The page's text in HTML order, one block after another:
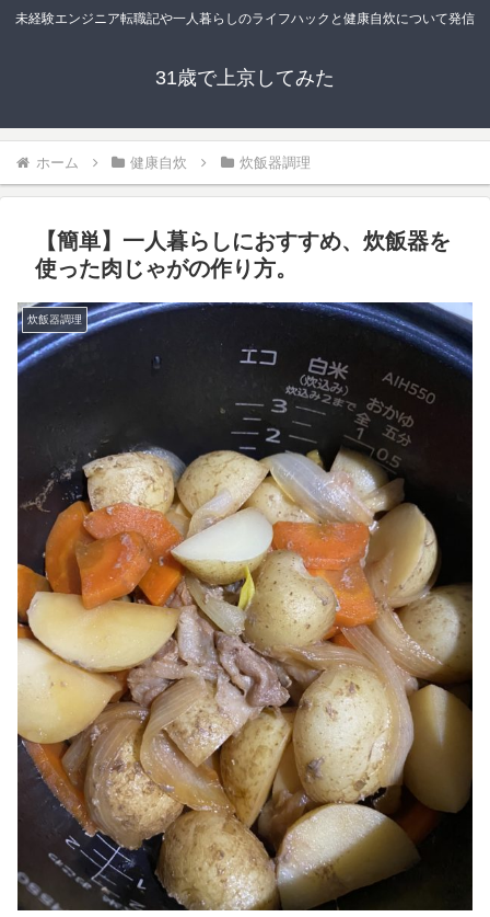
未経験エンジニア転職記や一人暮らしのライフハックと健康自炊について発信
31歳で上京してみた
ホーム 健康自炊 炊飯器調理
【簡単】一人暮らしにおすすめ、炊飯器を
使った肉じゃがの作り方。
炊飯器調理